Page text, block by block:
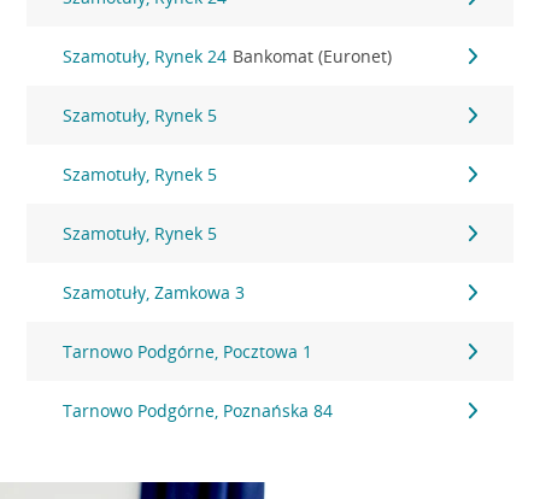
Szamotuły, Rynek 24 Bankomat (Euronet)
Szamotuły, Rynek 5
Szamotuły, Rynek 5
Szamotuły, Rynek 5
Szamotuły, Zamkowa 3
Tarnowo Podgórne, Pocztowa 1
Tarnowo Podgórne, Poznańska 84